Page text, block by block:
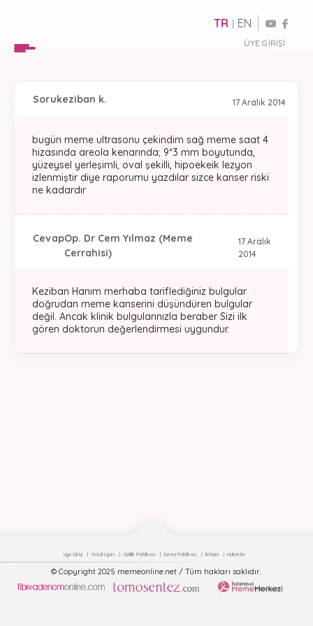
ÜYE GIRIŞI
TR | EN
17 Aralık 2014
Sorukeziban k.
bugün meme ultrasonu çekindim sağ meme saat 4
hizasında areola kenarında; 9*3 mm boyutunda,
yüzeysel yerleşimli, oval şekilli, hipoekeik lezyon
izlenmiştir diye raporumu yazdılar sizce kanser riski
ne kadardır
17 Aralık
2014
CevapOp. Dr Cem Yılmaz (Meme
Cerrahisi)
Keziban Hanım merhaba tariflediğiniz bulgular
doğrudan meme kanserini düşündüren bulgular
değil. Ancak klinik bulgularınızla beraber Sizi ilk
gören doktorun değerlendirmesi uygundur.
Üye Girişi Yasal Uyarı Gizlilik Politikası Çerez Politikası İletişim Haberler
© Copyright 2025 memeonline.net / Tüm hakları saklıdır.